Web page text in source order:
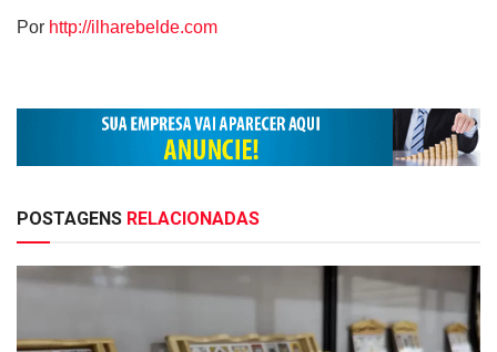
Por http://ilharebelde.com
POSTAGENS RELACIONADAS